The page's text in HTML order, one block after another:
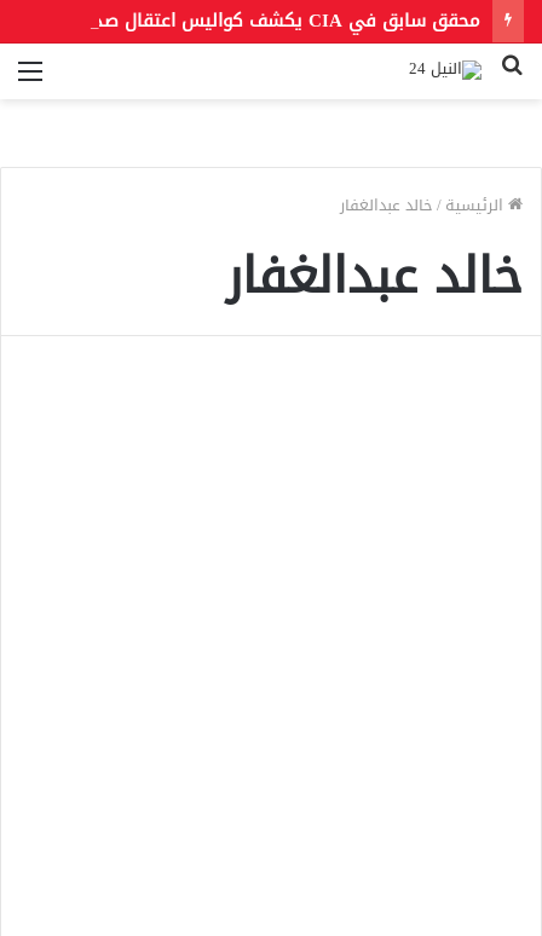
بحث
الرئيسية/خالد عبدالغفار
خالد عبدالغفار